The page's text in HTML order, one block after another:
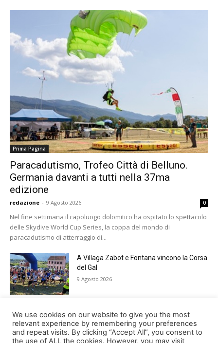
Prima Pagina
Paracadutismo, Trofeo Città di Belluno.
Germania davanti a tutti nella 37ma
edizione
redazione - 9 Agosto 2026 0
Nel fine settimana il capoluogo dolomitico ha ospitato lo spettacolo
delle Skydive World Cup Series, la coppa del mondo di
paracadutismo di atterraggio di...
A Villaga Zabot e Fontana vincono la Corsa
del Gal
9 Agosto 2026
Come i possessori di criptovalute possono
utilizzare SHRMiner
9 Agosto 2026
We use cookies on our website to give you the most
relevant experience by remembering your preferences
and repeat visits. By clicking “Accept All”, you consent to
the use of ALL the cookies. However, you may visit